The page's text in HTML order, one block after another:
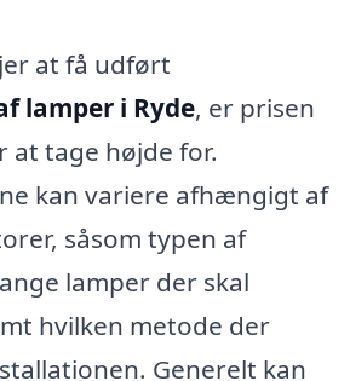
at få udført
lamper i Ryde, er prisen
at tage højde for.
kan variere afhængigt af
såsom typen af
lamper der skal
hvilken metode der
Generelt kan